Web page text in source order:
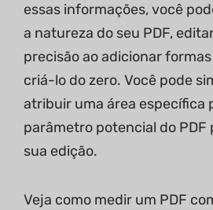
essas informações, você
a natureza do seu PDF,
precisão ao adicionar
criá-lo do zero. Você pode
atribuir uma área específica
parâmetro potencial do PDF
sua edição.
Veja como medir um PDF